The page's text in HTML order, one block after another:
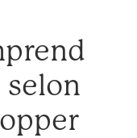
selon